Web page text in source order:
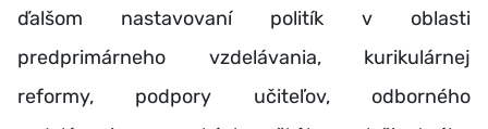
ďalšom nastavovaní politík v oblasti
predprimárneho vzdelávania, kurikulárnej
reformy, podpory učiteľov, odborného